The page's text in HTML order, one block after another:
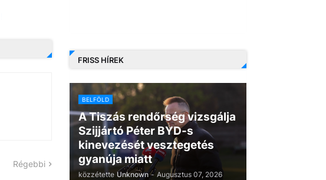
Régebbi
FRISS HÍREK
BELFÖLD
A Tiszás rendőrség vizsgálja
Szijjártó Péter BYD-s
kinevezését vesztegetés
gyanúja miatt
közzétette Unknown - Augusztus 07, 2026